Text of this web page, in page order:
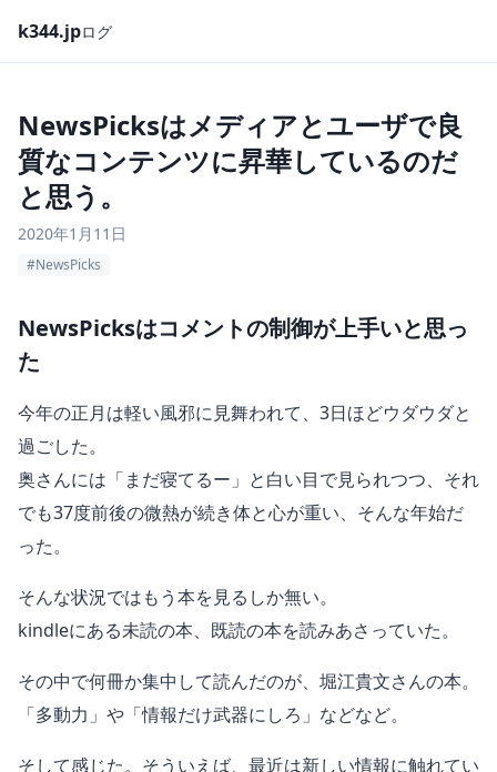
k344.jpログ
NewsPicksはメディアとユーザで良
質なコンテンツに昇華しているのだ
と思う。
2020年1月11日
#NewsPicks
NewsPicksはコメントの制御が上手いと思っ
た
今年の正月は軽い風邪に見舞われて、3日ほどウダウダと
過ごした。
奥さんには「まだ寝てるー」と白い目で見られつつ、それ
でも37度前後の微熱が続き体と心が重い、そんな年始だ
った。
そんな状況ではもう本を見るしか無い。
kindleにある未読の本、既読の本を読みあさっていた。
その中で何冊か集中して読んだのが、堀江貴文さんの本。
「多動力」や「情報だけ武器にしろ」などなど。
そして感じた。そういえば、最近は新しい情報に触れてい